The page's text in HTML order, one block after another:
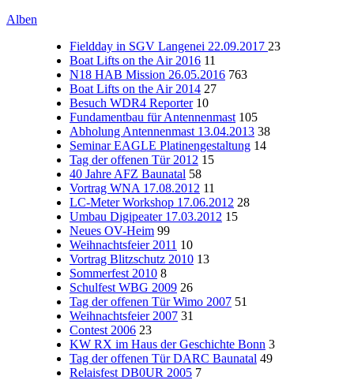
Alben
Fieldday in SGV Langenei 22.09.2017 23
Boat Lifts on the Air 2016 11
N18 HAB Mission 26.05.2016 763
Boat Lifts on the Air 2014 27
Besuch WDR4 Reporter 10
Fundamentbau für Antennenmast 105
Abholung Antennenmast 13.04.2013 38
Seminar EAGLE Platinengestaltung 14
Tag der offenen Tür 2012 15
40 Jahre AFZ Baunatal 58
Vortrag WNA 17.08.2012 11
LC-Meter Workshop 17.06.2012 28
Umbau Digipeater 17.03.2012 15
Neues OV-Heim 99
Weihnachtsfeier 2011 10
Vortrag Blitzschutz 2010 13
Sommerfest 2010 8
Schulfest WBG 2009 26
Tag der offenen Tür Wimo 2007 51
Weihnachtsfeier 2007 31
Contest 2006 23
KW RX im Haus der Geschichte Bonn 3
Tag der offenen Tür DARC Baunatal 49
Relaisfest DB0UR 2005 7